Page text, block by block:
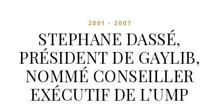
2001 - 2007
STEPHANE DASSÉ,
PRÉSIDENT DE GAYLIB,
NOMMÉ CONSEILLER
EXÉCUTIF DE L’UMP